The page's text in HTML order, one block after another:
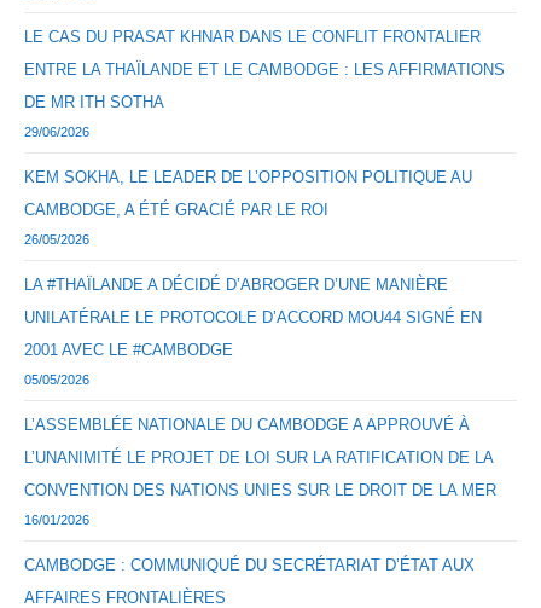
LE CAS DU PRASAT KHNAR DANS LE CONFLIT FRONTALIER
ENTRE LA THAÏLANDE ET LE CAMBODGE : LES AFFIRMATIONS
DE MR ITH SOTHA
29/06/2026
KEM SOKHA, LE LEADER DE L’OPPOSITION POLITIQUE AU
CAMBODGE, A ÉTÉ GRACIÉ PAR LE ROI
26/05/2026
LA #THAÏLANDE A DÉCIDÉ D’ABROGER D’UNE MANIÈRE
UNILATÉRALE LE PROTOCOLE D’ACCORD MOU44 SIGNÉ EN
2001 AVEC LE #CAMBODGE
05/05/2026
L’ASSEMBLÉE NATIONALE DU CAMBODGE A APPROUVÉ À
L’UNANIMITÉ LE PROJET DE LOI SUR LA RATIFICATION DE LA
CONVENTION DES NATIONS UNIES SUR LE DROIT DE LA MER
16/01/2026
CAMBODGE : COMMUNIQUÉ DU SECRÉTARIAT D’ÉTAT AUX
AFFAIRES FRONTALIÈRES